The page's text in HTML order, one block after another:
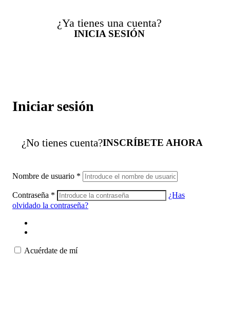
¿Ya tienes una cuenta?
INICIA SESIÓN
Iniciar sesión
¿No tienes cuenta?INSCRÍBETE AHORA
Nombre de usuario *
Contraseña *
¿Has
olvidado la contraseña?
Acuérdate de mí